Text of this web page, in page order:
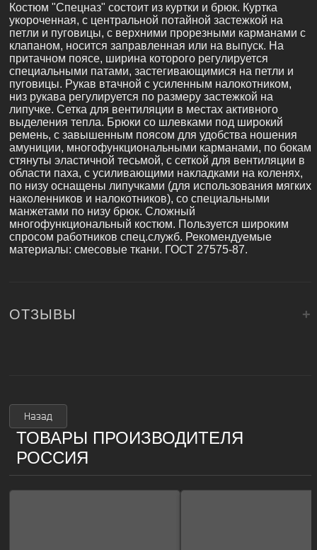
Костюм "Спецназ" состоит из куртки и брюк. Куртка
укороченная, с центральной потайной застежкой на
петли и пуговицы, с верхними прорезными карманами с
клапаном, носится заправленная или на выпуск. На
притачном поясе, ширина которого регулируется
специальными патами, застегивающимися на петли и
пуговицы. Рукав втачной с усиленным налокотником,
низ рукава регулируется по размеру застежкой на
липучке. Сетка для вентиляции в местах активного
выделения тепла. Брюки со шлевками под широкий
ремень, с завышенным поясом для удобства ношения
амуниции, многофункциональными карманами, по бокам
стянуты эластичной тесьмой, с сеткой для вентиляции в
области паха, с усиливающими накладками на коленях,
по низу оснащены липучками (для использования мягких
наколенников и налокотников), со специальными
манжетами по низу брюк. Сложный
многофункциональный костюм. Пользуется широким
спросом работников спец.служб. Рекомендуемые
материалы: смесовые ткани. ГОСТ 27575-87.
ОТЗЫВЫ
Назад
ТОВАРЫ ПРОИЗВОДИТЕЛЯ
РОССИЯ